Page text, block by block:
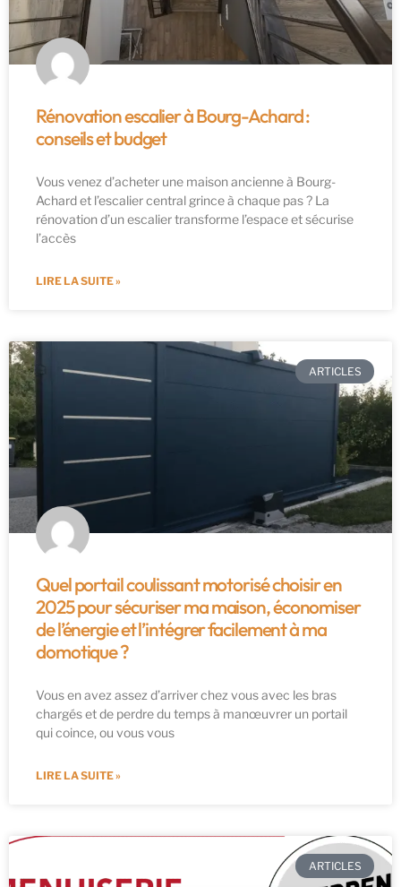
Rénovation escalier à Bourg-Achard :
conseils et budget
Vous venez d’acheter une maison ancienne à Bourg-
Achard et l’escalier central grince à chaque pas ? La
rénovation d’un escalier transforme l’espace et sécurise
l’accès
LIRE LA SUITE »
ARTICLES
Quel portail coulissant motorisé choisir en
2025 pour sécuriser ma maison, économiser
de l’énergie et l’intégrer facilement à ma
domotique ?
Vous en avez assez d’arriver chez vous avec les bras
chargés et de perdre du temps à manœuvrer un portail
qui coince, ou vous vous
LIRE LA SUITE »
ARTICLES